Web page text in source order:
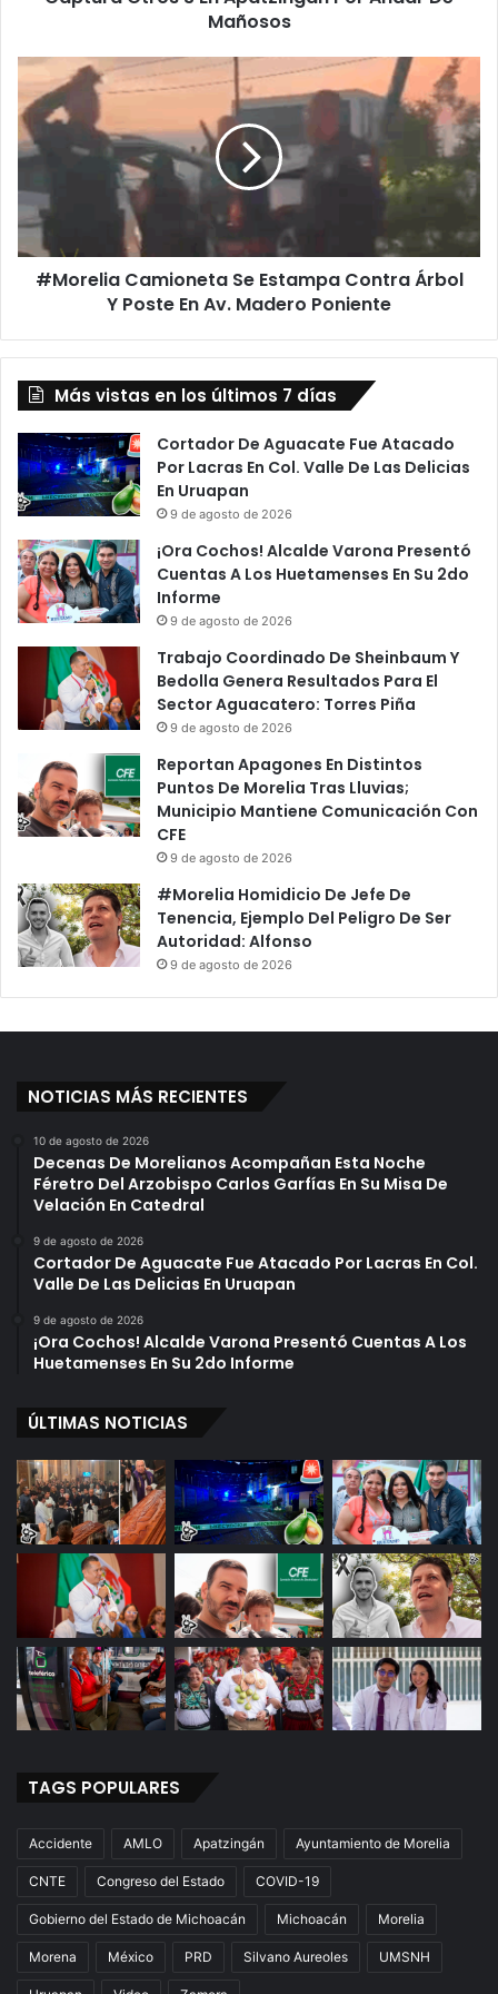
Mañosos
Mañosos
#Morelia
Camioneta
Se
Estampa
Contra
Y
Poste
En
Av.#Morelia Camioneta Se Estampa Contra Árbol
Y Poste En Av. Madero Poniente
Más vistas en los últimos 7 días
Cortador De Aguacate Fue Atacado
Por Lacras En Col. Valle De Las Delicias
En Uruapan
9 de agosto de 2026
¡Ora Cochos! Alcalde Varona Presentó
Cuentas A Los Huetamenses En Su 2do
Informe
9 de agosto de 2026
Trabajo Coordinado De Sheinbaum Y
Bedolla Genera Resultados Para El
Sector Aguacatero: Torres Piña
9 de agosto de 2026
Reportan Apagones En Distintos
Puntos De Morelia Tras Lluvias;
Municipio Mantiene Comunicación Con
CFE
9 de agosto de 2026
#Morelia Homidicio De Jefe De
Tenencia, Ejemplo Del Peligro De Ser
Autoridad: Alfonso
9 de agosto de 2026
NOTICIAS MÁS RECIENTES
10 de agosto de 2026
Decenas De Morelianos Acompañan Esta Noche
Féretro Del Arzobispo Carlos Garfías En Su Misa De
Velación En Catedral
9 de agosto de 2026
Cortador De Aguacate Fue Atacado Por Lacras En Col.
Valle De Las Delicias En Uruapan
9 de agosto de 2026
¡Ora Cochos! Alcalde Varona Presentó Cuentas A Los
Huetamenses En Su 2do Informe
ÚLTIMAS NOTICIAS
TAGS POPULARES
Accidente AMLO Apatzingán Ayuntamiento de Morelia
CNTE Congreso del Estado COVID-19
Gobierno del Estado de Michoacán Michoacán Morelia
Morena México PRD Silvano Aureoles UMSNH